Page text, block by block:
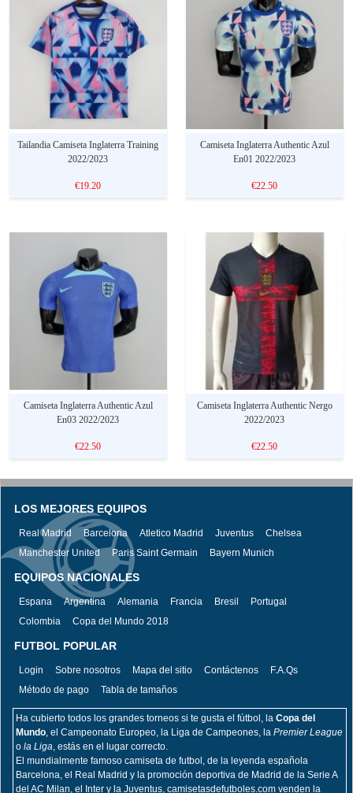
Tailandia Camiseta Inglaterra Training
2022/2023
€19.20
Camiseta Inglaterra Authentic Azul
En01 2022/2023
€22.50
Camiseta Inglaterra Authentic Azul
En03 2022/2023
€22.50
Camiseta Inglaterra Authentic Nergo
2022/2023
€22.50
LOS MEJORES EQUIPOS
Real Madrid Barcelona Atletico Madrid Juventus
Chelsea
Manchester United
Paris Saint Germain Bayern Munich
EQUIPOS NACIONALES
Espana Argentina Alemania Francia Bresil
Portugal
Colombia
Copa del Mundo 2018
FUTBOL POPULAR
Login Sobre nosotros Mapa del sitio Contáctenos
F.A.Qs
Método de pago
Tabla de tamaños
Ha cubierto todos los grandes torneos si te gusta el fútbol, la Copa del
Mundo, el Campeonato Europeo, la Liga de Campeones, la Premier League
o la Liga, estás en el lugar correcto.
El mundialmente famoso camiseta de futbol, de la leyenda española
Barcelona, el Real Madrid y la promoción deportiva de Madrid de la Serie A
del AC Milan, el Inter y la Juventus, camisetasdefutboles.com venden la